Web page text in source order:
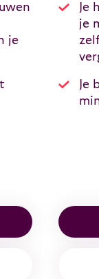
je
Je
je
Je